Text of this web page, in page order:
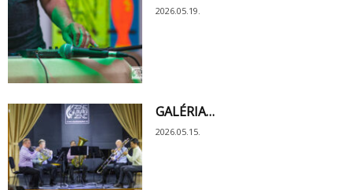
2026.05.19.
GALÉRIA…
2026.05.15.